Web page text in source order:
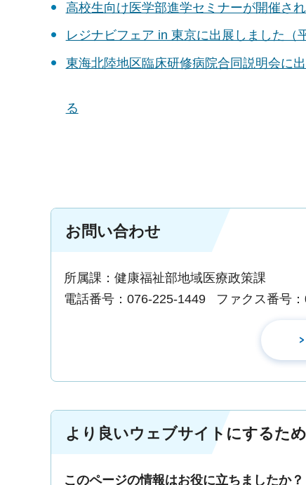
高校生向け医学部進学セミナーが開催さ
レジナビフェア in 東京に出展しました（
東海北陸地区臨床研修病院合同説明会に
る
お問い合わせ
所属課：健康福祉部地域医療政策課
電話番号：076-225-1449
ファクス番号
より良いウェブサイトにするた
このページの情報はお役に立ちましたか？